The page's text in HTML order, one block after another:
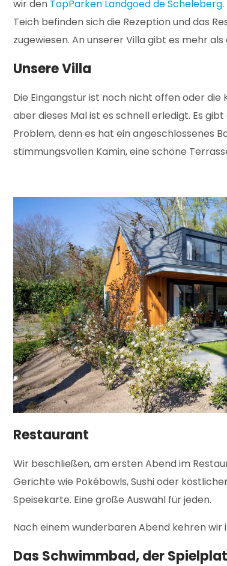
wir den TopParken Landgoed de Scheleberg
Teich befinden sich die Rezeption und das
zugewiesen. An unserer Villa gibt es mehr
Unsere Villa
Die Eingangstür ist noch nicht offen oder die
aber dieses Mal ist es schnell erledigt. Es
Problem, denn es hat ein angeschlossenes
stimmungsvollen Kamin, eine schöne
Restaurant
Wir beschließen, am ersten Abend im
Gerichte wie Pokébowls, Sushi oder
Speisekarte. Eine große Auswahl für jeden.
Nach einem wunderbaren Abend kehren wir
Das Schwimmbad, der